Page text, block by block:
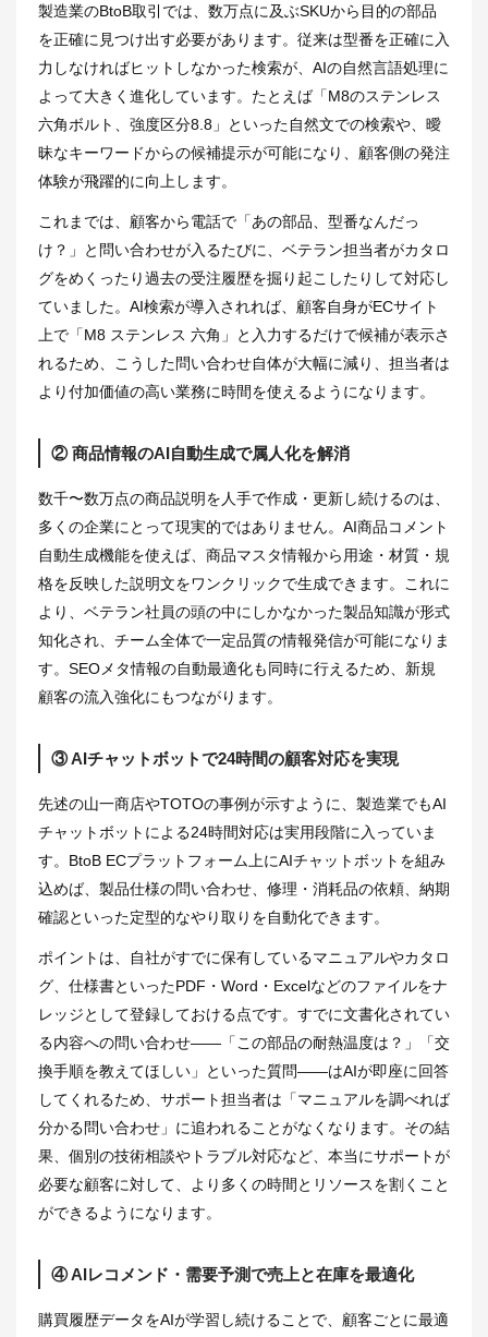
製造業のBtoB取引では、数万点に及ぶSKUから目的の部品
を正確に見つけ出す必要があります。従来は型番を正確に入
力しなければヒットしなかった検索が、AIの自然言語処理に
よって大きく進化しています。たとえば「M8のステンレス
六角ボルト、強度区分8.8」といった自然文での検索や、曖
昧なキーワードからの候補提示が可能になり、顧客側の発注
体験が飛躍的に向上します。
これまでは、顧客から電話で「あの部品、型番なんだっ
け？」と問い合わせが入るたびに、ベテラン担当者がカタロ
グをめくったり過去の受注履歴を掘り起こしたりして対応し
ていました。AI検索が導入されれば、顧客自身がECサイト
上で「M8 ステンレス 六角」と入力するだけで候補が表示さ
れるため、こうした問い合わせ自体が大幅に減り、担当者は
より付加価値の高い業務に時間を使えるようになります。
② 商品情報のAI自動生成で属人化を解消
数千〜数万点の商品説明を人手で作成・更新し続けるのは、
多くの企業にとって現実的ではありません。AI商品コメント
自動生成機能を使えば、商品マスタ情報から用途・材質・規
格を反映した説明文をワンクリックで生成できます。これに
より、ベテラン社員の頭の中にしかなかった製品知識が形式
知化され、チーム全体で一定品質の情報発信が可能になりま
す。SEOメタ情報の自動最適化も同時に行えるため、新規
顧客の流入強化にもつながります。
③ AIチャットボットで24時間の顧客対応を実現
先述の山一商店やTOTOの事例が示すように、製造業でもAI
チャットボットによる24時間対応は実用段階に入っていま
す。BtoB ECプラットフォーム上にAIチャットボットを組み
込めば、製品仕様の問い合わせ、修理・消耗品の依頼、納期
確認といった定型的なやり取りを自動化できます。
ポイントは、自社がすでに保有しているマニュアルやカタロ
グ、仕様書といったPDF・Word・Excelなどのファイルをナ
レッジとして登録しておける点です。すでに文書化されてい
る内容への問い合わせ――「この部品の耐熱温度は？」「交
換手順を教えてほしい」といった質問――はAIが即座に回答
してくれるため、サポート担当者は「マニュアルを調べれば
分かる問い合わせ」に追われることがなくなります。その結
果、個別の技術相談やトラブル対応など、本当にサポートが
必要な顧客に対して、より多くの時間とリソースを割くこと
ができるようになります。
④ AIレコメンド・需要予測で売上と在庫を最適化
購買履歴データをAIが学習し続けることで、顧客ごとに最適